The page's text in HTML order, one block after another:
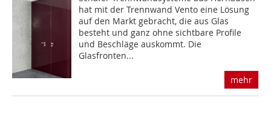
hat mit der Trennwand Vento eine Lösung
auf den Markt gebracht, die aus Glas
besteht und ganz ohne sichtbare Profile
und Beschläge auskommt. Die
Glasfronten...
mehr